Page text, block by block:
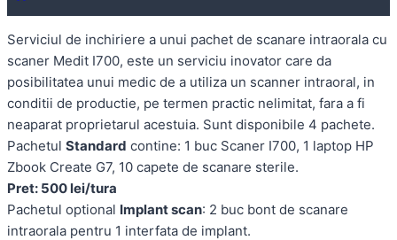
Serviciul de inchiriere a unui pachet de scanare intraorala cu
scaner Medit I700, este un serviciu inovator care da
posibilitatea unui medic de a utiliza un scanner intraoral, in
conditii de productie, pe termen practic nelimitat, fara a fi
neaparat proprietarul acestuia. Sunt disponibile 4 pachete.
Pachetul Standard contine: 1 buc Scaner I700, 1 laptop HP
Zbook Create G7, 10 capete de scanare sterile.
Pret: 500 lei/tura
Pachetul optional Implant scan: 2 buc bont de scanare
intraorala pentru 1 interfata de implant.